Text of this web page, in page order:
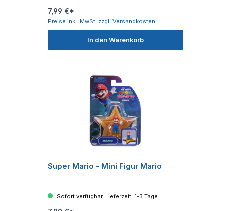
7,99 €*
Preise inkl. MwSt. zzgl. Versandkosten
In den Warenkorb
Super Mario - Mini Figur Mario
Sofort verfügbar, Lieferzeit: 1-3 Tage